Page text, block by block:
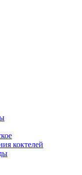
коктелей